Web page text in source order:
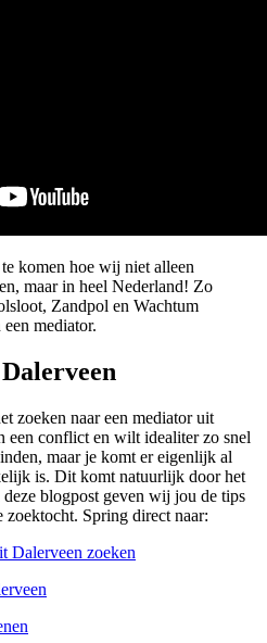
komen hoe wij niet alleen
maar in heel Nederland! Zo
Zandpol en Wachtum
mediator.
zoeken naar een mediator uit
een conflict en wilt idealiter zo snel
maar je komt er eigenlijk al
is. Dit komt natuurlijk door het
blogpost geven wij jou de tips
Spring direct naar:
Dalerveen zoeken